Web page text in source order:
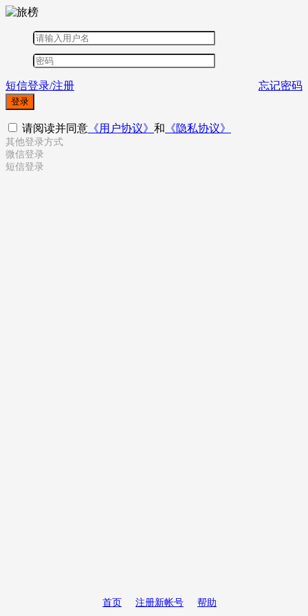
短信登录/注册 忘记密码
登录
请阅读并同意 《用户协议》 和 《隐私协议》
其他登录方式
微信登录
短信登录
首页 注册新帐号 帮助